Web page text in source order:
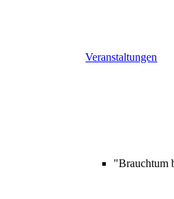
Veranstaltungen
"Brauchtum